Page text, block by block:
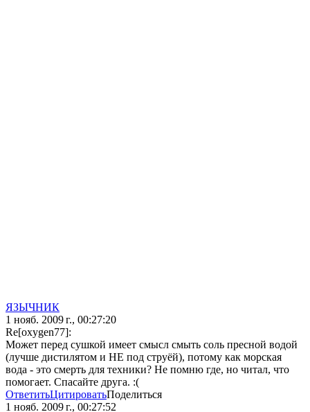
ЯЗЫЧНИК
1 нояб. 2009 г., 00:27:20
Re[oxygen77]:
Может перед сушкой имеет смысл смыть соль пресной водой
(лучше дистилятом и НЕ под струёй), потому как морская
вода - это смерть для техники? Не помню где, но читал, что
помогает. Спасайте друга. :(
ОтветитьЦитироватьПоделиться
1 нояб. 2009 г., 00:27:52